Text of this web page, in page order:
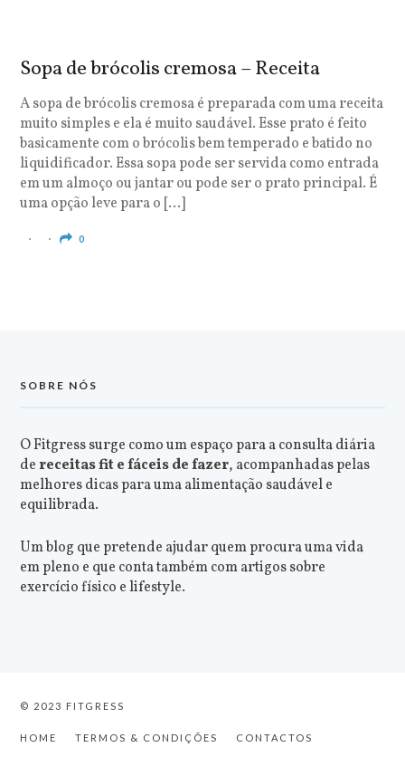
Sopa de brócolis cremosa – Receita
A sopa de brócolis cremosa é preparada com uma receita
muito simples e ela é muito saudável. Esse prato é feito
basicamente com o brócolis bem temperado e batido no
liquidificador. Essa sopa pode ser servida como entrada
em um almoço ou jantar ou pode ser o prato principal. É
uma opção leve para o […]
0
SOBRE NÓS
O Fitgress surge como um espaço para a consulta diária
dereceitas fit e fáceis de fazer, acompanhadas pelas
melhores dicas para uma alimentação saudável e
equilibrada.
Um blog que pretende ajudar quem procura uma vida
em pleno e que conta também com artigos sobre
exercício físico e lifestyle.
© 2023 FITGRESS
HOME TERMOS & CONDIÇÕES CONTACTOS